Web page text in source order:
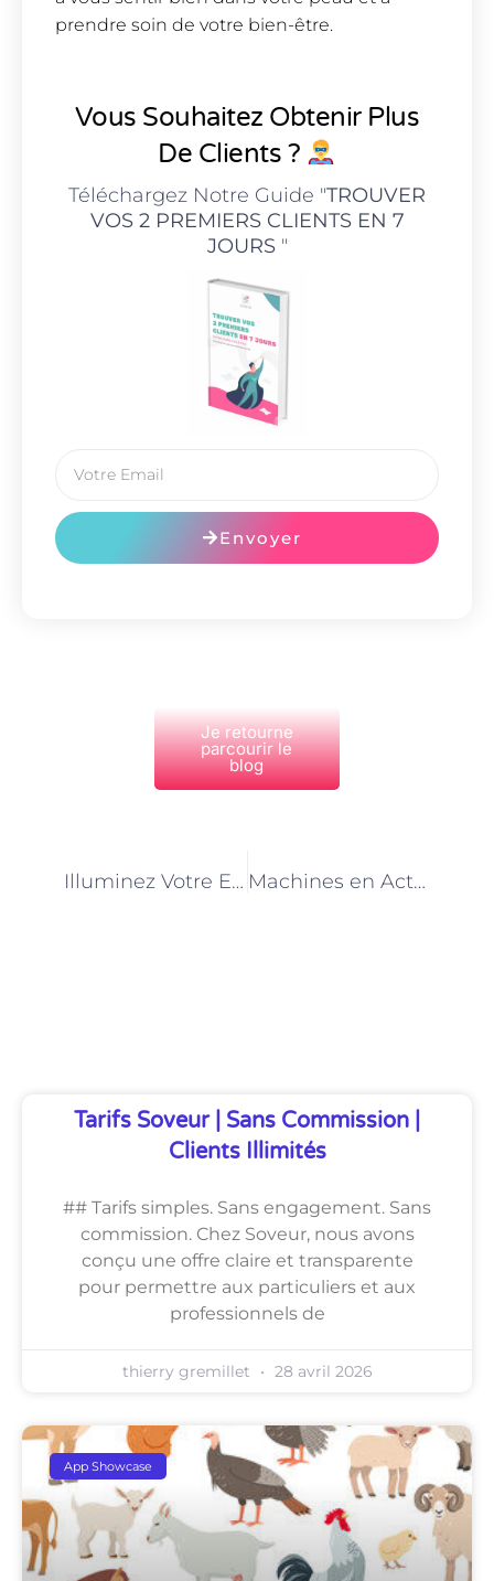
prendre soin de votre bien-être.
Vous Souhaitez Obtenir Plus
De Clients ?
Téléchargez Notre Guide "TROUVER
VOS 2 PREMIERS CLIENTS EN 7
JOURS"
Envoyer
Je retourne
parcourir le
blog
Illuminez Votre Espace : Guide Tarifaire des Services Électriques Machines en Action : Guide Tarifaire des Conducteurs d’Engins
Tarifs Soveur | Sans Commission |
Clients Illimités
## Tarifs simples. Sans engagement. Sans
commission. Chez Soveur, nous avons
conçu une offre claire et transparente
pour permettre aux particuliers et aux
professionnels de
thierry gremillet 28 avril 2026
App Showcase